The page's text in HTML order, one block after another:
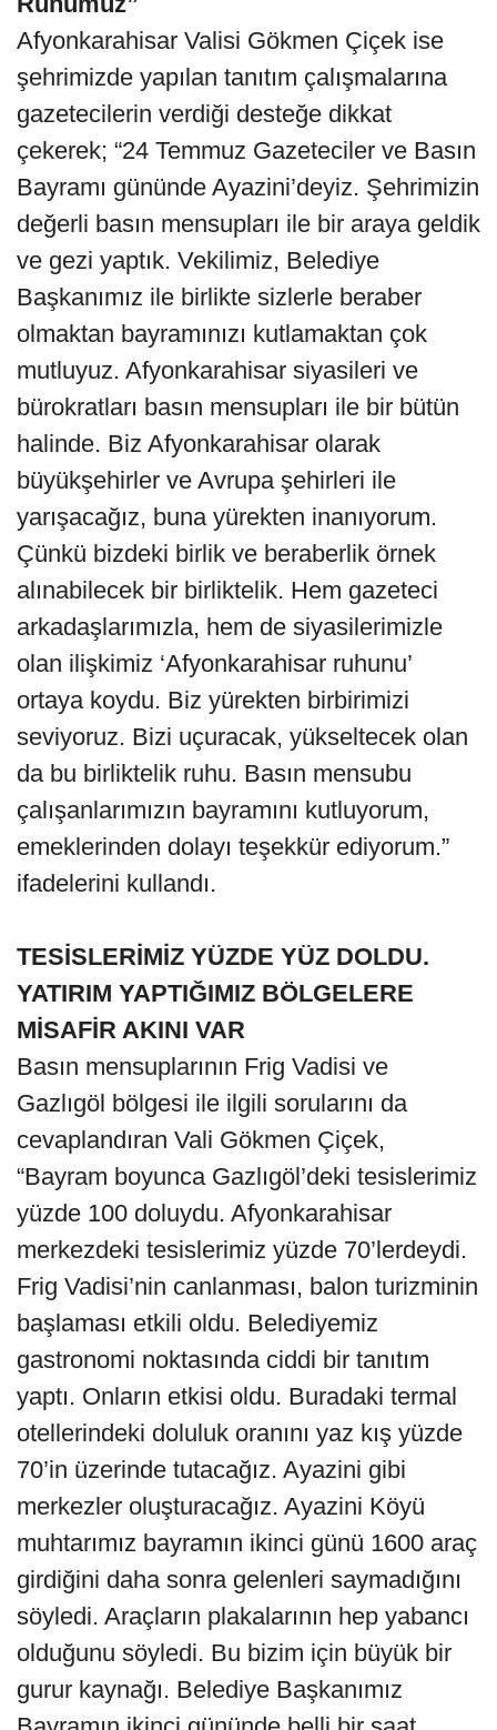
Afyonkarahisar Valisi Gökmen Çiçek ise
şehrimizde yapılan tanıtım çalışmalarına
gazetecilerin verdiği desteğe dikkat
çekerek; “24 Temmuz Gazeteciler ve Basın
Bayramı gününde Ayazini’deyiz. Şehrimizin
değerli basın mensupları ile bir araya geldik
ve gezi yaptık. Vekilimiz, Belediye
Başkanımız ile birlikte sizlerle beraber
olmaktan bayramınızı kutlamaktan çok
mutluyuz. Afyonkarahisar siyasileri ve
bürokratları basın mensupları ile bir bütün
halinde. Biz Afyonkarahisar olarak
büyükşehirler ve Avrupa şehirleri ile
yarışacağız, buna yürekten inanıyorum.
Çünkü bizdeki birlik ve beraberlik örnek
alınabilecek bir birliktelik. Hem gazeteci
arkadaşlarımızla, hem de siyasilerimizle
olan ilişkimiz ‘Afyonkarahisar ruhunu’
ortaya koydu. Biz yürekten birbirimizi
seviyoruz. Bizi uçuracak, yükseltecek olan
da bu birliktelik ruhu. Basın mensubu
çalışanlarımızın bayramını kutluyorum,
emeklerinden dolayı teşekkür ediyorum.”
ifadelerini kullandı.
TESİSLERİMİZ YÜZDE YÜZ DOLDU.
YATIRIM YAPTIĞIMIZ BÖLGELERE
MİSAFİR AKINI VAR
Basın mensuplarının Frig Vadisi ve
Gazlıgöl bölgesi ile ilgili sorularını da
cevaplandıran Vali Gökmen Çiçek,
“Bayram boyunca Gazlıgöl’deki tesislerimiz
yüzde 100 doluydu. Afyonkarahisar
merkezdeki tesislerimiz yüzde 70’lerdeydi.
Frig Vadisi’nin canlanması, balon turizminin
başlaması etkili oldu. Belediyemiz
gastronomi noktasında ciddi bir tanıtım
yaptı. Onların etkisi oldu. Buradaki termal
otellerindeki doluluk oranını yaz kış yüzde
70’in üzerinde tutacağız. Ayazini gibi
merkezler oluşturacağız. Ayazini Köyü
muhtarımız bayramın ikinci günü 1600 araç
girdiğini daha sonra gelenleri saymadığını
söyledi. Araçların plakalarının hep yabancı
olduğunu söyledi. Bu bizim için büyük bir
gurur kaynağı. Belediye Başkanımız